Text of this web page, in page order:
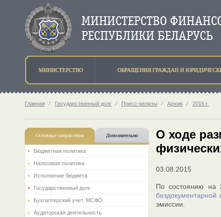
МИНИСТЕРСТВО ОБРАЩЕНИЯ ГРАЖДАН И
Главная ⁄ Государственный долг ⁄ Пресс-релизы ⁄ Архив ⁄ 2015 г.
Основные направления Дополнительно
Бюджетная политика
Налоговая политика
Исполнение бюджета
Государственный долг
Бухгалтерский учет. МСФО
Аудиторская деятельность
О ходе
03.08.2015
По состоянию на
эмиссии.